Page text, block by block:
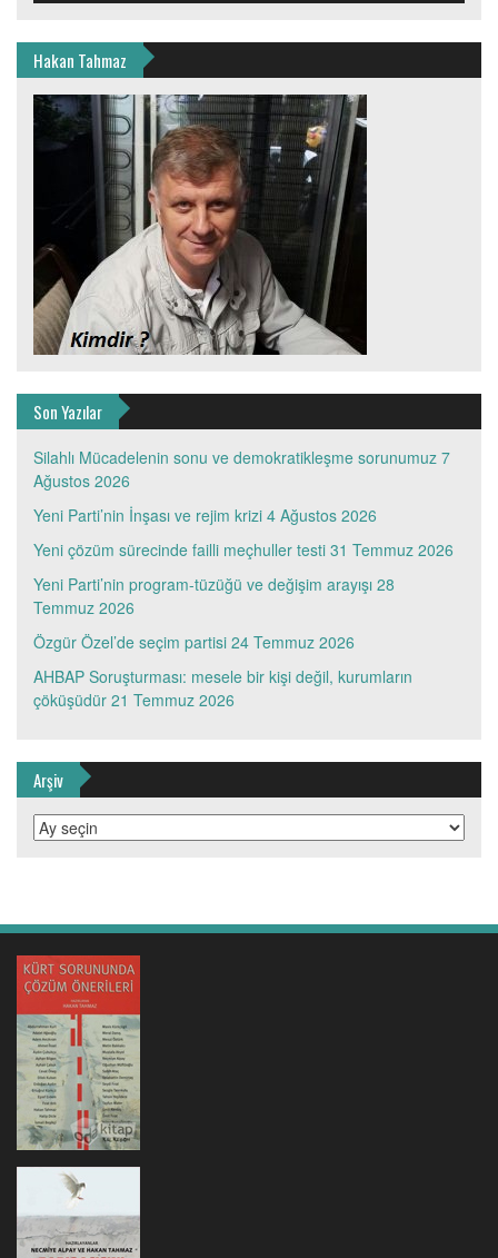
Hakan Tahmaz
Son Yazılar
Silahlı Mücadelenin sonu ve demokratikleşme sorunumuz 7
Ağustos 2026
Yeni Parti’nin İnşası ve rejim krizi 4 Ağustos 2026
Yeni çözüm sürecinde failli meçhuller testi 31 Temmuz 2026
Yeni Parti’nin program-tüzüğü ve değişim arayışı 28
Temmuz 2026
Özgür Özel’de seçim partisi 24 Temmuz 2026
AHBAP Soruşturması: mesele bir kişi değil, kurumların
çöküşüdür 21 Temmuz 2026
Arşiv
Arşiv